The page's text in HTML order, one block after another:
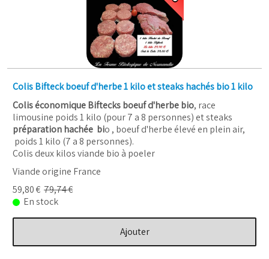
Colis Bifteck boeuf d'herbe 1 kilo et steaks hachés bio 1 kilo
Colis économique Biftecks boeuf d'herbe bio, race
limousine poids 1 kilo (pour 7 a 8 personnes) et steaks
préparation hachée bio , boeuf d'herbe élevé en plein air,
poids 1 kilo (7 a 8 personnes).
Colis deux kilos viande bio à poeler
Viande origine France
59,80 € 79,74 €
En stock
Ajouter